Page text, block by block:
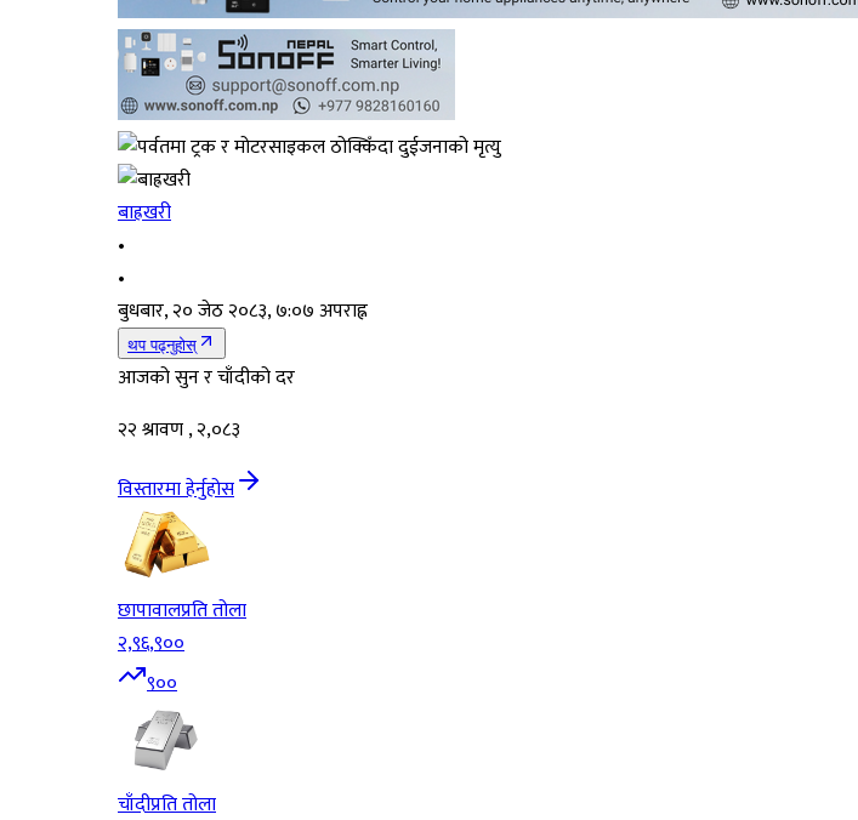
बाह्रखरी
•
•
बुधबार, २० जेठ २०८३, ७:०७ अपराह्न
थप पढ्नुहोस्
आजको सुन र चाँदीको दर
२२ श्रावण , २,०८३
विस्तारमा हेर्नुहोस
छापावालप्रति तोला
२,९६,९००
९००
चाँदीप्रति तोला